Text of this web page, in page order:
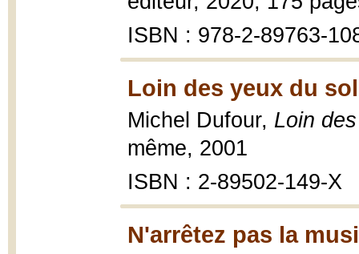
ISBN : 978-2-89763-
Loin des yeux du
Michel Dufour, Loin
même, 2001
ISBN : 2-89502-149-X
N'arrêtez pas la